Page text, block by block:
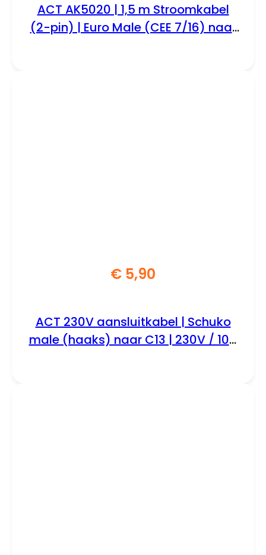
ACT AK5020 | 1,5 m Stroomkabel
(2-pin) | Euro Male (CEE 7/16) naar
€ 5,90
ACT 230V aansluitkabel | Schuko
male (haaks) naar C13 | 230V / 10A